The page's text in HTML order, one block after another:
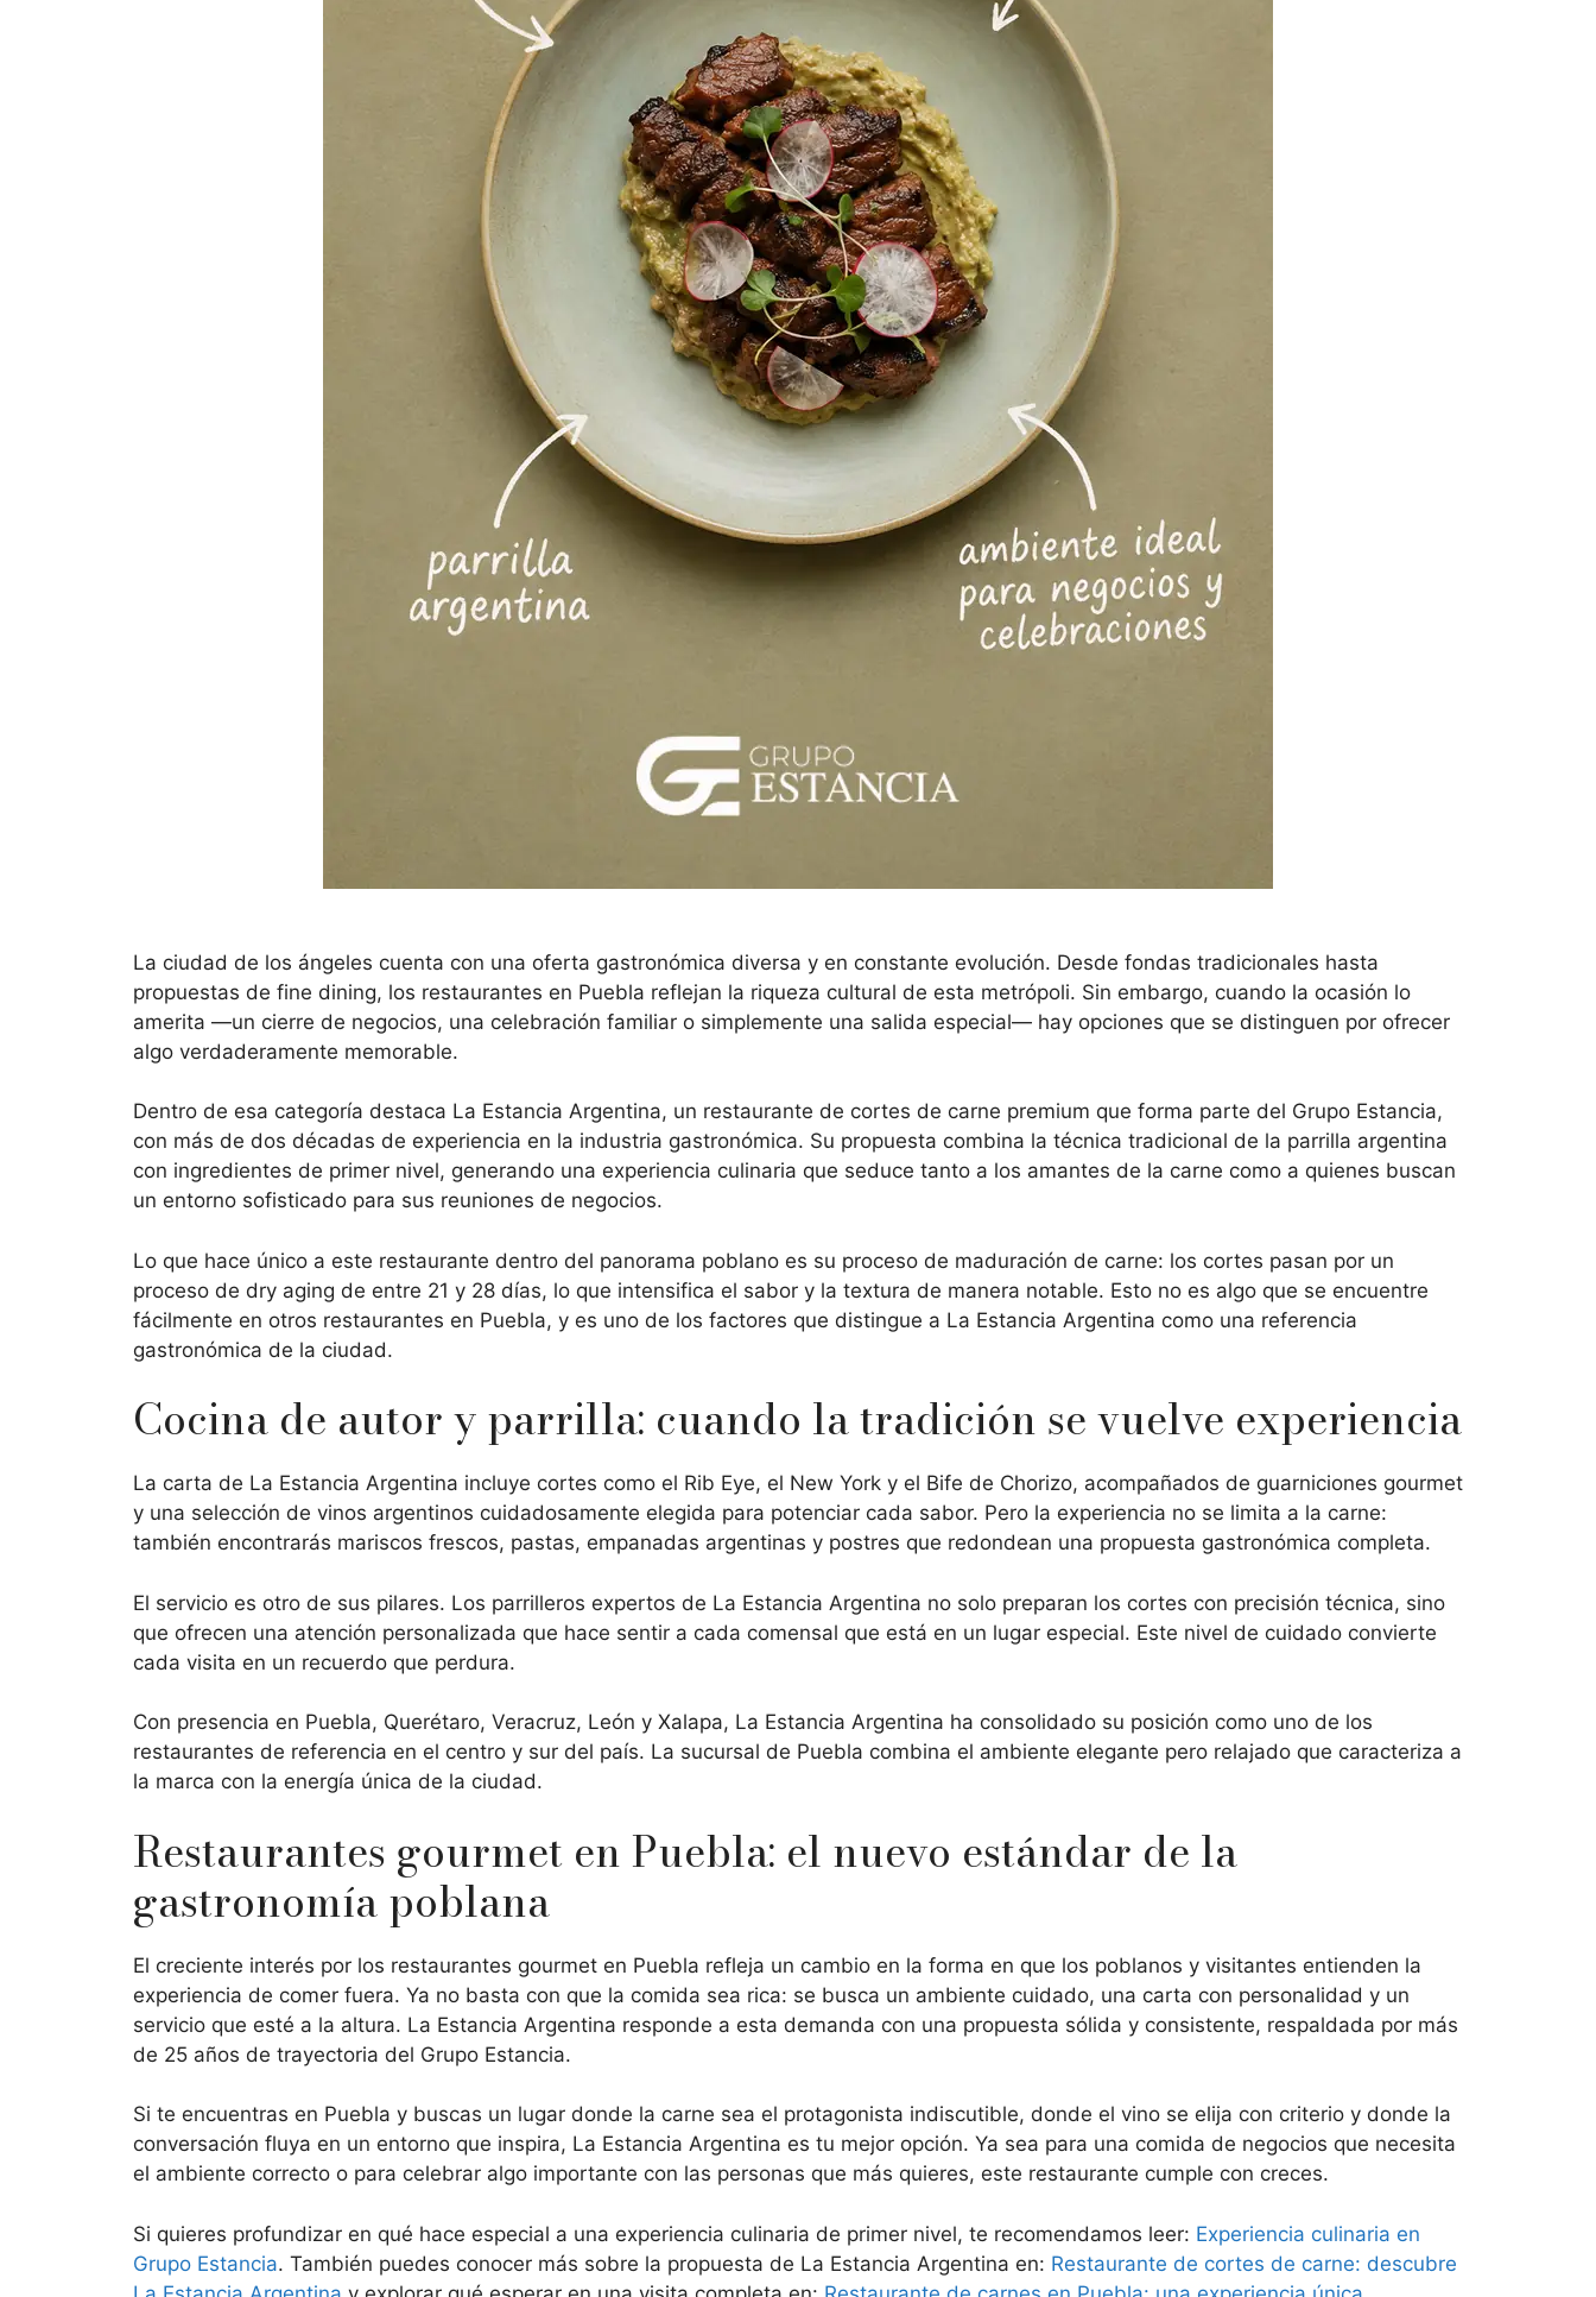
La ciudad de los ángeles cuenta con una oferta gastronómica diversa y en constante evolución. Desde fondas tradicionales hasta
propuestas de fine dining, los restaurantes en Puebla reflejan la riqueza cultural de esta metrópoli. Sin embargo, cuando la ocasión lo
amerita —un cierre de negocios, una celebración familiar o simplemente una salida especial— hay opciones que se distinguen por ofrecer
algo verdaderamente memorable.
Dentro de esa categoría destaca La Estancia Argentina, un restaurante de cortes de carne premium que forma parte del Grupo Estancia,
con más de dos décadas de experiencia en la industria gastronómica. Su propuesta combina la técnica tradicional de la parrilla argentina
con ingredientes de primer nivel, generando una experiencia culinaria que seduce tanto a los amantes de la carne como a quienes buscan
un entorno sofisticado para sus reuniones de negocios.
Lo que hace único a este restaurante dentro del panorama poblano es su proceso de maduración de carne: los cortes pasan por un
proceso de dry aging de entre 21 y 28 días, lo que intensifica el sabor y la textura de manera notable. Esto no es algo que se encuentre
fácilmente en otros restaurantes en Puebla, y es uno de los factores que distingue a La Estancia Argentina como una referencia
gastronómica de la ciudad.
Cocina de autor y parrilla: cuando la tradición se vuelve experiencia
La carta de La Estancia Argentina incluye cortes como el Rib Eye, el New York y el Bife de Chorizo, acompañados de guarniciones gourmet
y una selección de vinos argentinos cuidadosamente elegida para potenciar cada sabor. Pero la experiencia no se limita a la carne:
también encontrarás mariscos frescos, pastas, empanadas argentinas y postres que redondean una propuesta gastronómica completa.
El servicio es otro de sus pilares. Los parrilleros expertos de La Estancia Argentina no solo preparan los cortes con precisión técnica, sino
que ofrecen una atención personalizada que hace sentir a cada comensal que está en un lugar especial. Este nivel de cuidado convierte
cada visita en un recuerdo que perdura.
Con presencia en Puebla, Querétaro, Veracruz, León y Xalapa, La Estancia Argentina ha consolidado su posición como uno de los
restaurantes de referencia en el centro y sur del país. La sucursal de Puebla combina el ambiente elegante pero relajado que caracteriza a
la marca con la energía única de la ciudad.
Restaurantes gourmet en Puebla: el nuevo estándar de la
gastronomía poblana
El creciente interés por los restaurantes gourmet en Puebla refleja un cambio en la forma en que los poblanos y visitantes entienden la
experiencia de comer fuera. Ya no basta con que la comida sea rica: se busca un ambiente cuidado, una carta con personalidad y un
servicio que esté a la altura. La Estancia Argentina responde a esta demanda con una propuesta sólida y consistente, respaldada por más
de 25 años de trayectoria del Grupo Estancia.
Si te encuentras en Puebla y buscas un lugar donde la carne sea el protagonista indiscutible, donde el vino se elija con criterio y donde la
conversación fluya en un entorno que inspira, La Estancia Argentina es tu mejor opción. Ya sea para una comida de negocios que necesita
el ambiente correcto o para celebrar algo importante con las personas que más quieres, este restaurante cumple con creces.
Si quieres profundizar en qué hace especial a una experiencia culinaria de primer nivel, te recomendamos leer: Experiencia culinaria en
Grupo Estancia. También puedes conocer más sobre la propuesta de La Estancia Argentina en: Restaurante de cortes de carne: descubre